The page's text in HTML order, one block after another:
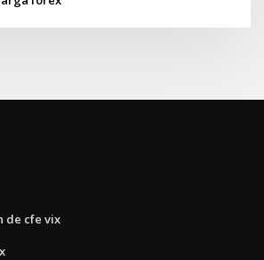
de cfe vix